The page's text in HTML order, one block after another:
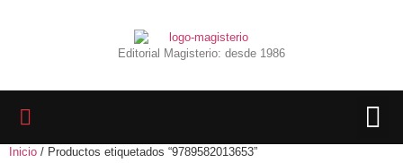
Editorial Magisterio: desde 1986
Inicio / Productos etiquetados “9789582013653”